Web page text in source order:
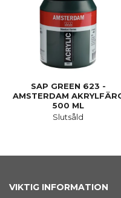
SAP GREEN 623 -
AMSTERDAM
500 ML
Slutsåld
VIKTIG INFORMATION